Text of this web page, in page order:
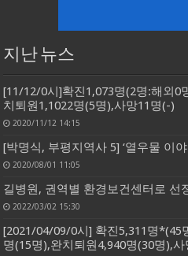
지난 뉴스
[11/12/0시]확진1,073명(2명:해외0
치퇴원1,1022명(5명),사망11명(-)
2020/11/12 14:15
[박명식, 부평지역사 5] ‘열우물 이야
2020/08/01 11:05
길병원, 권역별 환경보건센터로 선
2022/03/02 15:30
[2021/04/09/0시] 확진5,311명*(45
명(15명),완치퇴원4,940명(30명),